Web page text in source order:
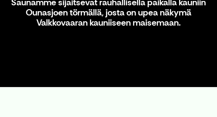
Ounasjoen törmällä, josta on upea näkymä
Valkkovaaran kauniiseen maisemaan.